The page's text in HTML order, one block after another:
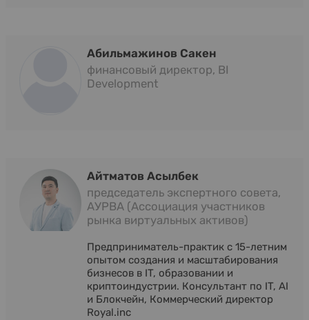
Абильмажинов Сакен
финансовый директор, BI
Development
Айтматов Асылбек
председатель экспертного совета,
АУРВА (Ассоциация участников
рынка виртуальных активов)
Предприниматель-практик с 15-летним
опытом создания и масштабирования
бизнесов в IT, образовании и
криптоиндустрии. Консультант по IT, AI
и Блокчейн, Коммерческий директор
Royal.inc